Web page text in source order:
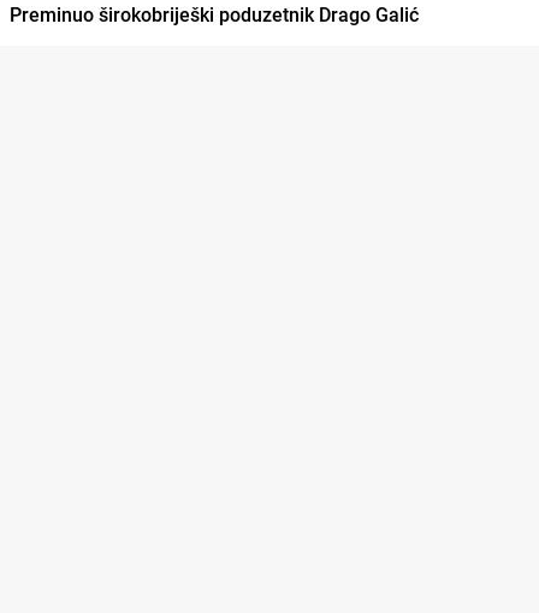
Preminuo širokobriješki poduzetnik Drago Galić